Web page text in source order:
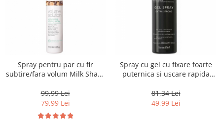
Spray pentru par cu fir
subtire/fara volum Milk Shake
ml
99,99 Lei
79,99 Lei
Spray cu gel cu fixare foarte
puternica si uscare rapida
Spray, 220 ml
81,34 Lei
49,99 Lei